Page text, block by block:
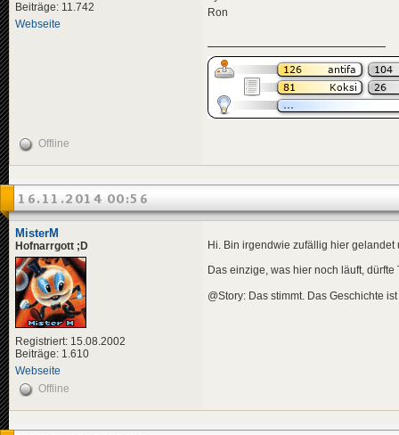
Beiträge: 11.742
Webseite
Ron
Offline
16.11.2014 00:56
MisterM
Hofnarrgott ;D
Registriert: 15.08.2002
Beiträge: 1.610
Webseite
Hi. Bin irgendwie zufällig hier
Das einzige, was hier noch läuft, dürfte
@Story: Das stimmt. Das Geschichte
Offline